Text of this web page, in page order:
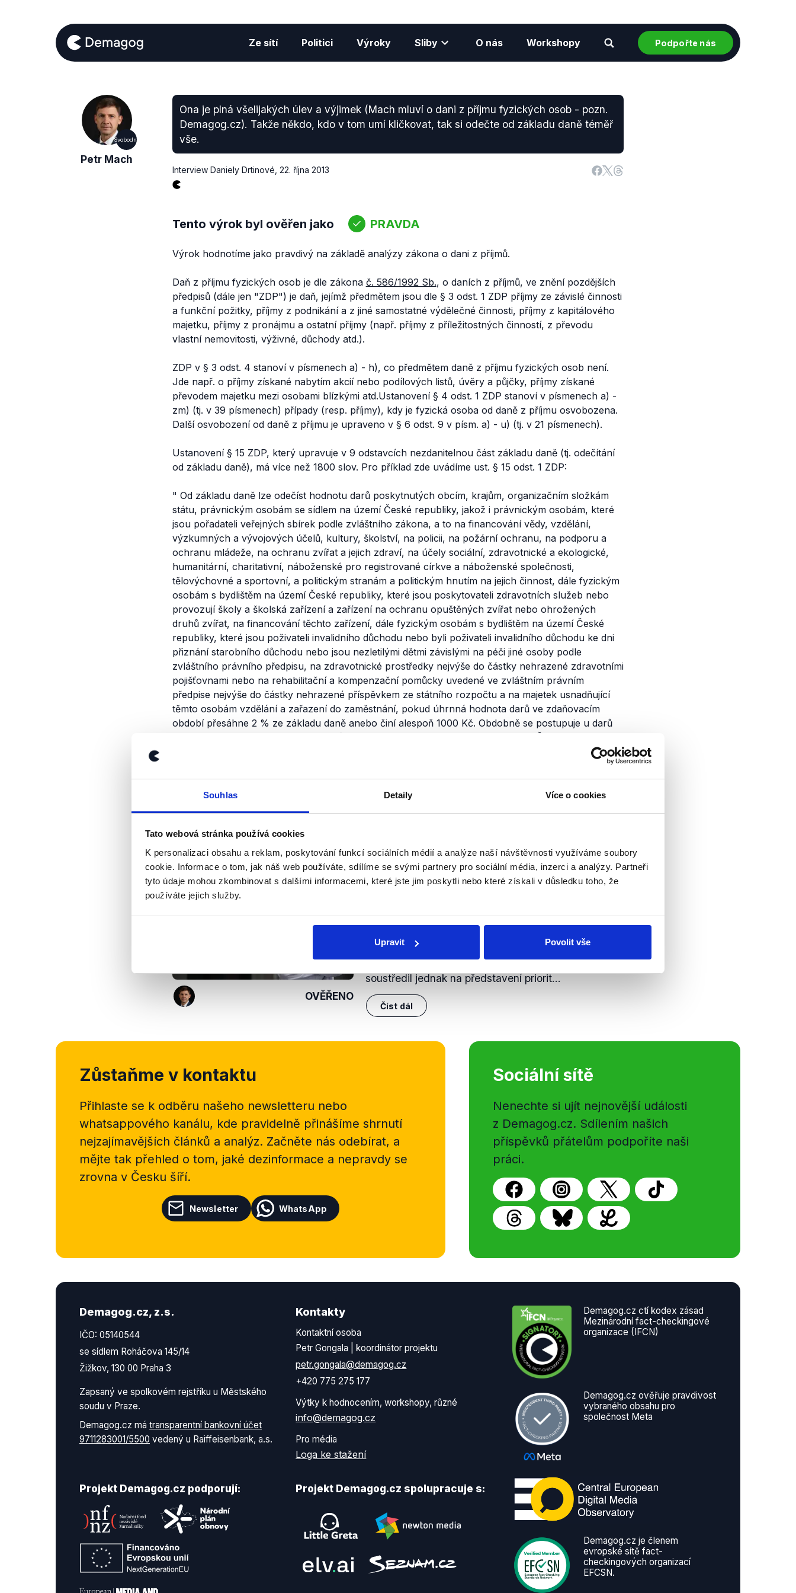
Souhlas Detaily Více o cookies
Tato webová stránka používá cookies
K personalizaci obsahu a reklam, poskytování funkcí sociálních médií a analýze naší návštěvnosti využíváme soubory
cookie. Informace o tom, jak náš web používáte, sdílíme se svými partnery pro sociální média, inzerci a analýzy. Partneři
tyto údaje mohou zkombinovat s dalšími informacemi, které jste jim poskytli nebo které získali v důsledku toho, že
používáte jejich služby.
Upravit Povolit vše
Ze sítí Politici Výroky Sliby O nás Workshopy Podpořte nás
Svobodní
Petr Mach
Ona je plná všelijakých úlev a výjimek (Mach mluví o dani z příjmu fyzických osob - pozn.
Demagog.cz). Takže někdo, kdo v tom umí kličkovat, tak si odečte od základu daně téměř
vše.
Interview Daniely Drtinové 22. října 2013
Tento výrok byl ověřen jako PRAVDA
Výrok hodnotíme jako pravdivý na základě analýzy zákona o dani z příjmů.
Daň z příjmu fyzických osob je dle zákona č. 586/1992 Sb., o daních z příjmů, ve znění pozdějších
předpisů (dále jen "ZDP") je daň, jejímž předmětem jsou dle § 3 odst. 1 ZDP příjmy ze závislé činnosti
a funkční požitky, příjmy z podnikání a z jiné samostatné výdělečné činnosti, příjmy z kapitálového
majetku, příjmy z pronájmu a ostatní příjmy (např. příjmy z příležitostných činností, z převodu
vlastní nemovitosti, výživné, důchody atd.).
ZDP v § 3 odst. 4 stanoví v písmenech a) - h), co předmětem daně z příjmu fyzických osob není.
Jde např. o příjmy získané nabytím akcií nebo podílových listů, úvěry a půjčky, příjmy získané
převodem majetku mezi osobami blízkými atd.Ustanovení § 4 odst. 1 ZDP stanoví v písmenech a) -
zm) (tj. v 39 písmenech) případy (resp. příjmy), kdy je fyzická osoba od daně z příjmu osvobozena.
Další osvobození od daně z příjmu je upraveno v § 6 odst. 9 v písm. a) - u) (tj. v 21 písmenech).
Ustanovení § 15 ZDP, který upravuje v 9 odstavcích nezdanitelnou část základu daně (tj. odečítání
od základu daně), má více než 1800 slov. Pro příklad zde uvádíme ust. § 15 odst. 1 ZDP:
" Od základu daně lze odečíst hodnotu darů poskytnutých obcím, krajům, organizačním složkám
státu, právnickým osobám se sídlem na území České republiky, jakož i právnickým osobám, které
jsou pořadateli veřejných sbírek podle zvláštního zákona, a to na financování vědy, vzdělání,
výzkumných a vývojových účelů, kultury, školství, na policii, na požární ochranu, na podporu a
ochranu mládeže, na ochranu zvířat a jejich zdraví, na účely sociální, zdravotnické a ekologické,
humanitární, charitativní, náboženské pro registrované církve a náboženské společnosti,
tělovýchovné a sportovní, a politickým stranám a politickým hnutím na jejich činnost, dále fyzickým
osobám s bydlištěm na území České republiky, které jsou poskytovateli zdravotních služeb nebo
provozují školy a školská zařízení a zařízení na ochranu opuštěných zvířat nebo ohrožených
druhů zvířat, na financování těchto zařízení, dále fyzickým osobám s bydlištěm na území České
republiky, které jsou poživateli invalidního důchodu nebo byli poživateli invalidního důchodu ke dni
přiznání starobního důchodu nebo jsou nezletilými dětmi závislými na péči jiné osoby podle
zvláštního právního předpisu, na zdravotnické prostředky nejvýše do částky nehrazené zdravotními
pojišťovnami nebo na rehabilitační a kompenzační pomůcky uvedené ve zvláštním právním
předpise nejvýše do částky nehrazené příspěvkem ze státního rozpočtu a na majetek usnadňující
těmto osobám vzdělání a zařazení do zaměstnání, pokud úhrnná hodnota darů ve zdaňovacím
období přesáhne 2 % ze základu daně anebo činí alespoň 1000 Kč. Obdobně se postupuje u darů
nebo členského státu Evropské unie, Norska nebo Islandu. V úhrnu lze odečíst nejvýše 10 % ze
základu daně. Jako dar na zdravotnické účely se hodnota jednoho odběru krve bezpříspěvkového
dárce oceňuje částkou 2000 Kč a hodnota odběru orgánu od žijícího dárce se oceňuje částkou
20000 Kč. Ustanovení tohoto odstavce se použije i pro dary poskytnuté právnickým nebo fyzickým
osobám se sídlem nebo bydlištěm na území jiného členského státu Evropské unie, Norska nebo
Výrok jsme zmínili
OVĚŘENO
Volby 2013: Strana svobodných
22. října 2013
Předseda Strany svobodných občanů Petr Mach byl
soustředil jednak na představení priorit...
Číst dál
Zůstaňme v kontaktu
Přihlaste se k odběru našeho newsletteru nebo
whatsappového kanálu, kde pravidelně přinášíme shrnutí
nejzajímavějších článků a analýz. Začněte nás odebírat, a
mějte tak přehled o tom, jaké dezinformace a nepravdy se
zrovna v Česku šíří.
Newsletter WhatsApp
Sociální sítě
Nenechte si ujít nejnovější události
z Demagog.cz. Sdílením našich
příspěvků přátelům podpoříte naši
práci.
Demagog.cz, z.s.
IČO: 05140544
se sídlem Roháčova 145/14
Žižkov, 130 00 Praha 3
Zapsaný ve spolkovém rejstříku u Městského
soudu v Praze.
Demagog.cz má transparentní bankovní účet
9711283001/5500 vedený u Raiffeisenbank, a.s.
Kontakty
Kontaktní osoba
Petr Gongala | koordinátor projektu
petr.gongala@demagog.cz
+420 775 275 177
Výtky k hodnocením, workshopy, různé
info@demagog.cz
Pro média
Loga ke stažení
Projekt Demagog.cz podporují: Projekt Demagog.cz spolupracuje s:
Demagog.cz ctí kodex zásad
Mezinárodní fact-checkingové
organizace (IFCN)
Demagog.cz ověřuje pravdivost
vybraného obsahu pro
společnost Meta
Demagog.cz je členem
evropské sítě fact-
checkingových organizací
EFCSN.